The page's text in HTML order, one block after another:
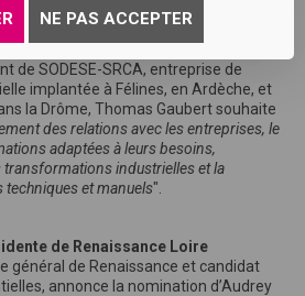
NE PAS ACCEPTER
élu à la présidence du Pôle Formation
Ardèche à la fin du mois de juin 2026. Il
de SODESE-SRCA, entreprise de
implantée à Félines, en Ardèche, et
la Drôme, Thomas Gaubert souhaite
des relations avec les entreprises, le
adaptées à leurs besoins,
transformations industrielles et la
et manuels".
de Renaissance Loire
général de Renaissance et candidat
annonce la nomination d’Audrey